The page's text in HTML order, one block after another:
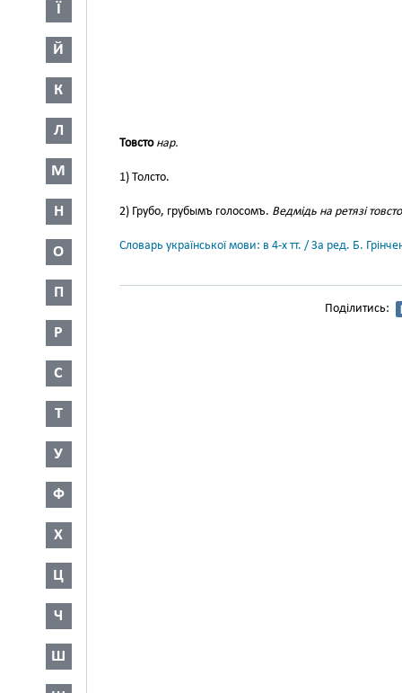
Ї
Й
К
Л
М
Н
О
П
Р
С
Т
У
Ф
Х
Ц
Ч
Ш
Товсто нар.
1) Толсто.
2) Грубо, грубымъ голосомъ. Ведмідь на ретязі
Словарь української мови: в 4-х тт. / За ред. Б.
Поділитись: